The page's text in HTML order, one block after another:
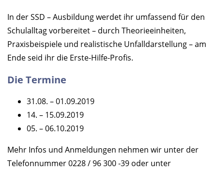
In der SSD – Ausbildung werdet ihr umfassend für den
Schulalltag vorbereitet – durch Theorieeinheiten,
Praxisbeispiele und realistische Unfalldarstellung – am
Ende seid ihr die Erste-Hilfe-Profis.
Die Termine
31.08. – 01.09.2019
14. – 15.09.2019
05. – 06.10.2019
Mehr Infos und Anmeldungen nehmen wir unter der
Telefonnummer 0228 / 96 300 -39 oder unter